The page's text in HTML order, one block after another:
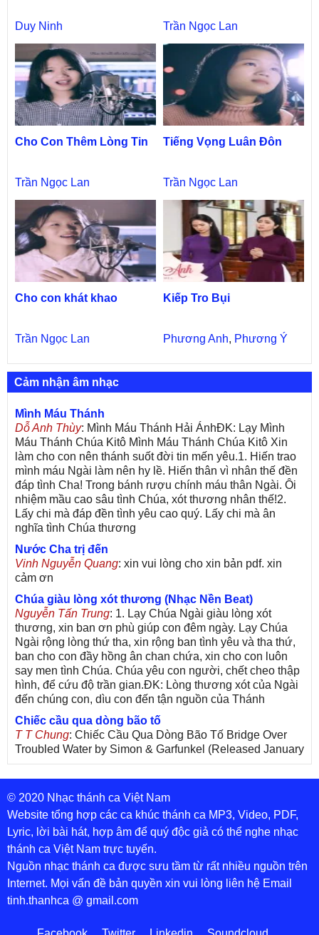
Duy Ninh Trần Ngọc Lan
Cho Con Thêm Lòng Tin
Trần Ngọc Lan
Tiếng Vọng Luân Đôn
Trần Ngọc Lan
Cho con khát khao
Trần Ngọc Lan
Kiếp Tro Bụi
Phương Anh, Phương Ý
Cảm nhận âm nhạc
Mình Máu Thánh
Dỗ Anh Thùy: Mình Máu Thánh Hải ÁnhĐK: Lạy Mình
Máu Thánh Chúa Kitô Mình Máu Thánh Chúa Kitô Xin
làm cho con nên thánh suốt đời tin mến yêu.1. Hiến trao
mình máu Ngài làm nên hy lề. Hiến thân vì nhân thế đền
đáp tình Cha! Trong bánh rượu chính máu thân Ngài. Ôi
nhiệm mầu cao sâu tình Chúa, xót thương nhân thế!2.
Lấy chi mà đáp đền tình yêu cao quý. Lấy chi mà ân
nghĩa tình Chúa thương
Nước Cha trị đến
Vinh Nguyễn Quang: xin vui lòng cho xin bản pdf. xin
cảm ơn
Chúa giàu lòng xót thương (Nhạc Nền Beat)
Nguyễn Tấn Trung: 1. Lạy Chúa Ngài giàu lòng xót
thương, xin ban ơn phù giúp con đêm ngày. Lạy Chúa
Ngài rộng lòng thứ tha, xin rộng ban tình yêu và tha thứ,
ban cho con đầy hồng ân chan chứa, xin cho con luôn
say men tình Chúa. Chúa yêu con người, chết cheo thập
hình, để cứu độ trần gian.ĐK: Lòng thương xót của Ngài
đến chúng con, dìu con đến tận nguồn của Thánh
Chiếc cầu qua dòng bão tố
T T Chung: Chiếc Cầu Qua Dòng Bão Tố Bridge Over
Troubled Water by Simon & Garfunkel (Released January
26, 1970) Lời Việt: Nhạc Sĩ Vũ Đức Nghiêm Trình Bày:
Chung Tử Lưu
De Colores! (Lời Việt)
Son Vu: Bài hát có lời chưa.Cám ơn
Bài ca dâng Mẹ
thuc : xin lòi bài hat ,bai ca dang me.gia ân
Theo gương Mẹ, con lên đường
sr Thúy Ngân: xin cho con bản PDF bài này ạ
Đến với Lòng Thương Xót Chúa
© 2020 Nhạc thánh ca Việt Nam
Website tổng hợp các ca khúc thánh ca MP3, Video, PDF,
Lyric, lời bài hát, hợp âm để quý độc giả có thể nghe nhạc
thánh ca Việt Nam trực tuyến.
Nguồn nhạc thánh ca được sưu tầm từ rất nhiều nguồn trên
Internet. Mọi vấn đề bản quyền xin vui lòng liên hệ Email
tinh.thanhca @ gmail.com